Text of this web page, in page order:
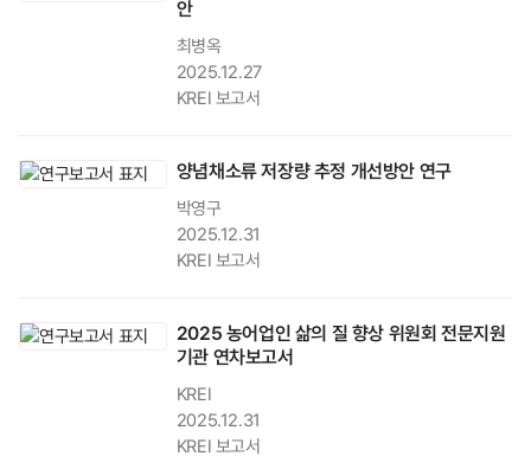
안
최병옥
2025.12.27
KREI 보고서
양념채소류 저장량 추정 개선방안 연구
박영구
2025.12.31
KREI 보고서
2025 농어업인 삶의 질 향상 위원회 전문지원
기관 연차보고서
KREI
2025.12.31
KREI 보고서